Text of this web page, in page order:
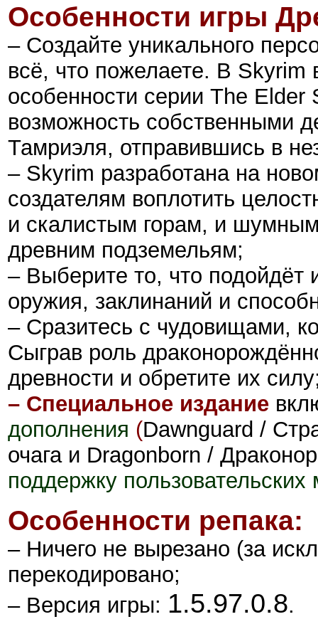
Особенности игры
– Создайте уникального
всё, что пожелаете. В
особенности серии The
возможность собственными
Тамриэля, отправившись в
– Skyrim разработана на
создателям воплотить
и скалистым горам, и
древним подземельям;
– Выберите то, что
оружия, заклинаний и
– Сразитесь с чудовищами,
Сыграв роль
древности и обретите их силу
– Специальное издание
дополнения (Dawnguard /
очага и Dragonborn /
поддержку
Особенности репака:
– Ничего не вырезано (за
перекодировано;
– Версия игры: 1.5.97.0.8.